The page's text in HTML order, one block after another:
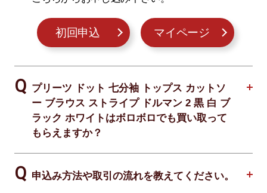
初回申込 マイページ
プリーツ ドット 七分袖 トップス カットソ
ー ブラウス ストライプ ドルマン 2 黒 白 ブ
ラック ホワイトはボロボロでも買い取って
もらえますか？
申込み方法や取引の流れを教えてください。